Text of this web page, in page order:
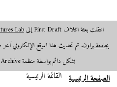
انتقلت بعثة ائتلاف First Draft إلى
بجامعة براون
بشكل دائم بواسطة منظمة Internet Archive (أرشيف الإنترنت).
القائمة الرئيسية الصفحة الرئيسية